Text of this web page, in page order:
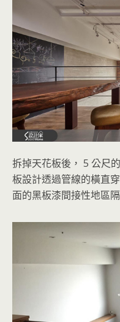
拆掉天花板後， 5 公尺
板設計透過管線的橫直
面的黑板漆間接性地區